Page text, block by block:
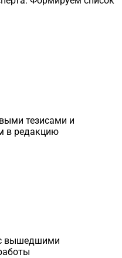
тезисами и
в редакцию
вышедшими